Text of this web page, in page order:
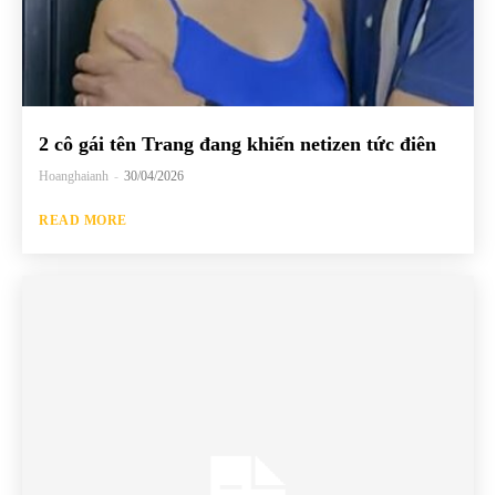
2 cô gái tên Trang đang khiến netizen tức điên
Hoanghaianh - 30/04/2026
READ MORE